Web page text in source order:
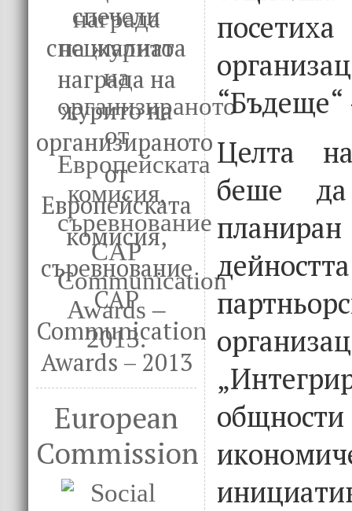
спечели
специалната
награда на
журито на
организираното
от
Европейската
комисия,
съревнование
CAP
Communication
Awards – 2013
European
Commission
“Бъдеще“
Целта
беше